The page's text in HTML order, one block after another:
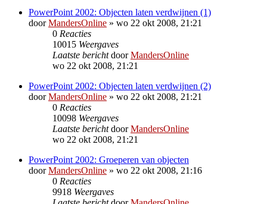
PowerPoint 2002: Objecten laten verdwijnen (1)
doorMandersOnline » wo 22 okt 2008, 21:21
0 Reacties
10015 Weergaves
Laatste berichtdoorMandersOnline
wo 22 okt 2008, 21:21
PowerPoint 2002: Objecten laten verdwijnen (2)
doorMandersOnline » wo 22 okt 2008, 21:21
0 Reacties
10098 Weergaves
Laatste berichtdoorMandersOnline
wo 22 okt 2008, 21:21
PowerPoint 2002: Groeperen van objecten
doorMandersOnline » wo 22 okt 2008, 21:16
0 Reacties
9918 Weergaves